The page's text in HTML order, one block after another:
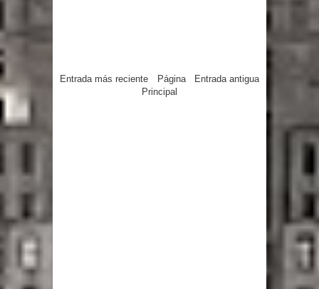
Entrada más reciente Entrada antigua
Página
Principal